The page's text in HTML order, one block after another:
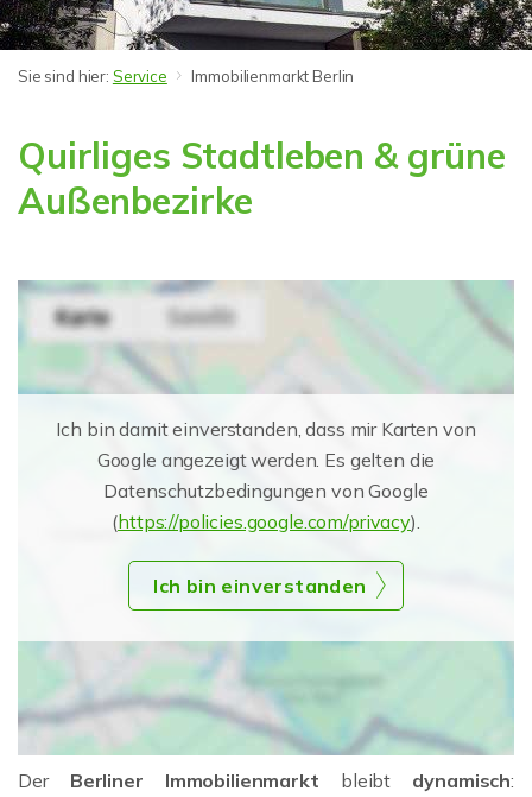
Sie sind hier: Service Immobilienmarkt Berlin
Quirliges Stadtleben & grüne
Außenbezirke
Ich bin damit einverstanden, dass mir Karten von
Google angezeigt werden. Es gelten die
Datenschutzbedingungen von Google
(https://policies.google.com/privacy).
Ich bin einverstanden
Der Berliner Immobilienmarkt bleibt dynamisch: